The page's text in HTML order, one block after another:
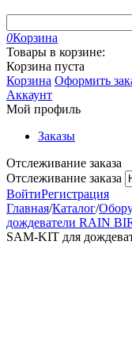
0Корзина
Товары в корзине:
Корзина пуста
Корзина Оформить
Аккаунт
Мой профиль
Заказы
Отслеживание заказа
Отслеживание заказа
ВойтиРегистрация
Главная/Каталог/
дождеватели RAIN
SAM-KIT для